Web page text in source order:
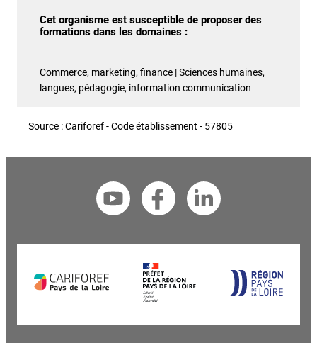
Cet organisme est susceptible de proposer des
formations dans les domaines :
Commerce, marketing, finance | Sciences humaines,
langues, pédagogie, information communication
Source : Cariforef - Code établissement - 57805